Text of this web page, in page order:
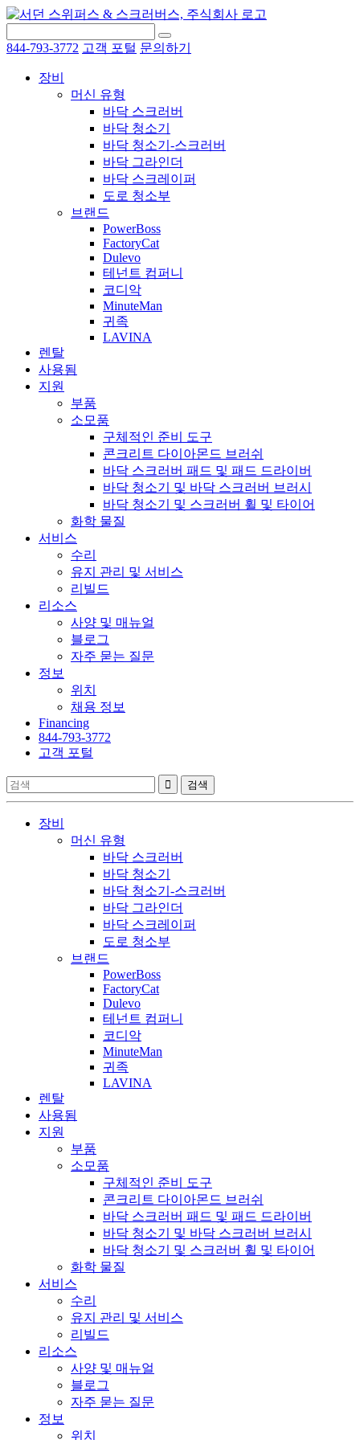
844-793-3772 고객 포털 문의하기
장비
머신 유형
바닥 스크러버
바닥 청소기
바닥 청소기-스크러버
바닥 그라인더
바닥 스크레이퍼
도로 청소부
브랜드
PowerBoss
FactoryCat
Dulevo
테넌트 컴퍼니
코디악
MinuteMan
귀족
LAVINA
렌탈
사용됨
지원
부품
소모품
구체적인 준비 도구
콘크리트 다이아몬드 브러쉬
바닥 스크러버 패드 및 패드 드라이버
바닥 청소기 및 바닥 스크러버 브러시
바닥 청소기 및 스크러버 휠 및 타이어
화학 물질
서비스
수리
유지 관리 및 서비스
리빌드
리소스
사양 및 매뉴얼
블로그
자주 묻는 질문
정보
위치
채용 정보
Financing
844-793-3772
고객 포털
장비
머신 유형
바닥 스크러버
바닥 청소기
바닥 청소기-스크러버
바닥 그라인더
바닥 스크레이퍼
도로 청소부
브랜드
PowerBoss
FactoryCat
Dulevo
테넌트 컴퍼니
코디악
MinuteMan
귀족
LAVINA
렌탈
사용됨
지원
부품
소모품
구체적인 준비 도구
콘크리트 다이아몬드 브러쉬
바닥 스크러버 패드 및 패드 드라이버
바닥 청소기 및 바닥 스크러버 브러시
바닥 청소기 및 스크러버 휠 및 타이어
화학 물질
서비스
수리
유지 관리 및 서비스
리빌드
리소스
사양 및 매뉴얼
블로그
자주 묻는 질문
정보
위치